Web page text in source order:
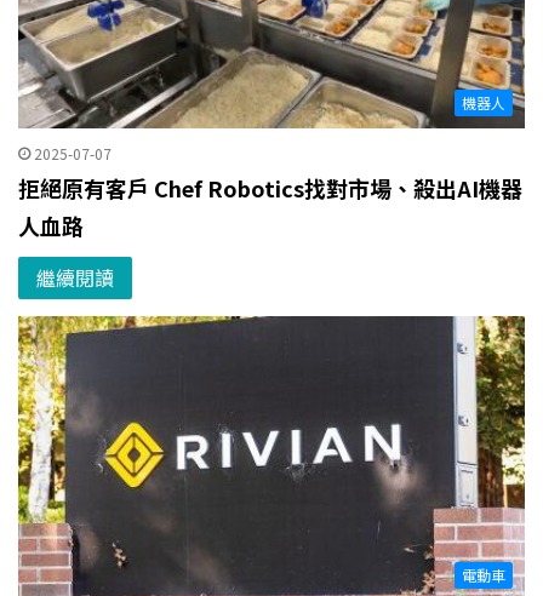
機器人
2025-07-07
拒絕原有客戶 Chef Robotics找對市場、殺出AI機器
人血路
繼續閱讀
電動車